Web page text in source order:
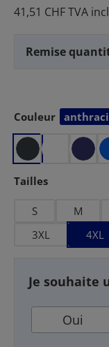
41,51 CHF TVA
Remise
Sélectionnez
Couleur
Sélectionnez
Tailles
S M
3XL
4XL
Je souhaite
Oui